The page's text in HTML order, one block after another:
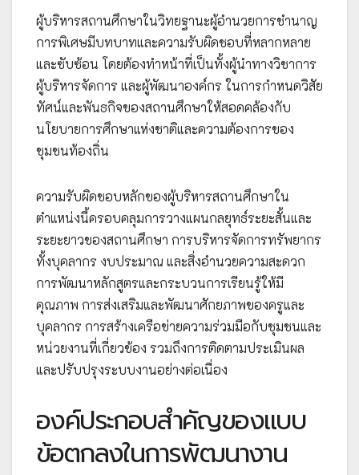
ผู้บริหารสถานศึกษาในวิทยฐานะผู้อำนวยการชำนาญ
การพิเศษมีบทบาทและความรับผิดชอบที่หลากหลาย
และซับซ้อน โดยต้องทำหน้าที่เป็นทั้งผู้นำทางวิชาการ
ผู้บริหารจัดการ และผู้พัฒนาองค์กร ในการกำหนดวิสัย
ทัศน์และพันธกิจของสถานศึกษาให้สอดคล้องกับ
นโยบายการศึกษาแห่งชาติและความต้องการของ
ชุมชนท้องถิ่น
ความรับผิดชอบหลักของผู้บริหารสถานศึกษาใน
ตำแหน่งนี้ครอบคลุมการวางแผนกลยุทธ์ระยะสั้นและ
ระยะยาวของสถานศึกษา การบริหารจัดการทรัพยากร
ทั้งบุคลากร งบประมาณ และสิ่งอำนวยความสะดวก
การพัฒนาหลักสูตรและกระบวนการเรียนรู้ให้มี
คุณภาพ การส่งเสริมและพัฒนาศักยภาพของครูและ
บุคลากร การสร้างเครือข่ายความร่วมมือกับชุมชนและ
หน่วยงานที่เกี่ยวข้อง รวมถึงการติดตามประเมินผล
และปรับปรุงระบบงานอย่างต่อเนื่อง
องค์ประกอบสำคัญของแบบ
ข้อตกลงในการพัฒนางาน